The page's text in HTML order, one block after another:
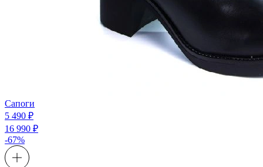
Сапоги
5 490 ₽
16 990 ₽
-67%